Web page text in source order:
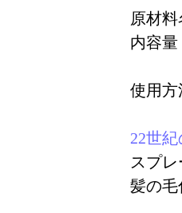
原材
内容
使用方
22世
スプ
髪の毛